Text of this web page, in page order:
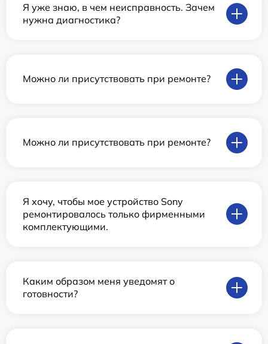
Я уже знаю, в чем неисправность. Зачем
нужна диагностика?
Можно ли присутствовать при ремонте?
Можно ли присутствовать при ремонте?
Я хочу, чтобы мое устройство Sony
ремонтировалось только фирменными
комплектующими.
Каким образом меня уведомят о
готовности?